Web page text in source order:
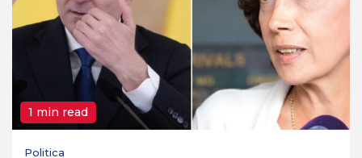
1 min read
Politica